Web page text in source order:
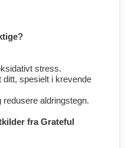
stress.
spesielt i krevende
aldringstegn.
fra Grateful